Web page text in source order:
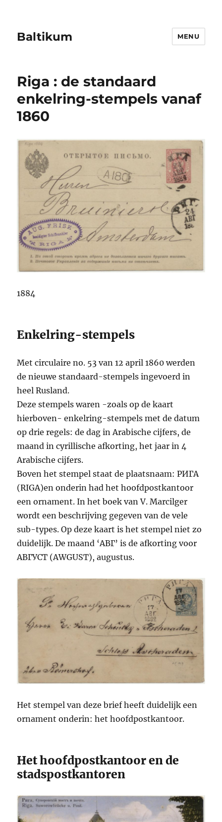
Baltikum MENU
Riga : de standaard
enkelring-stempels vanaf
1860
1884
Enkelring-stempels
Met circulaire no. 53 van 12 april 1860 werden
de nieuwe standaard-stempels ingevoerd in
heel Rusland.
Deze stempels waren -zoals op de kaart
hierboven- enkelring-stempels met de datum
op drie regels: de dag in Arabische cijfers, de
maand in cyrillische afkorting, het jaar in 4
Arabische cijfers.
Boven het stempel staat de plaatsnaam: РИГА
(RIGA)en onderin had het hoofdpostkantoor
een ornament. In het boek van V. Marcilger
wordt een beschrijving gegeven van de vele
sub-types. Op deze kaart is het stempel niet zo
duidelijk. De maand ‘АВГ’ is de afkorting voor
АВГУСТ (AWGUST), augustus.
Het stempel van deze brief heeft duidelijk een
ornament onderin: het hoofdpostkantoor.
Het hoofdpostkantoor en de
stadspostkantoren